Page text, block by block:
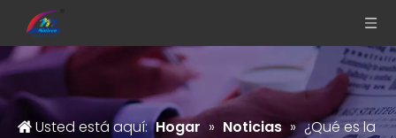
Usted está aquí: Hogar » Noticias » ¿Qué es la